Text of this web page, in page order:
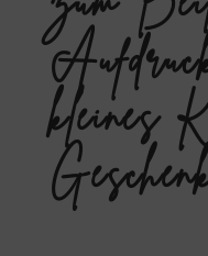
kleines